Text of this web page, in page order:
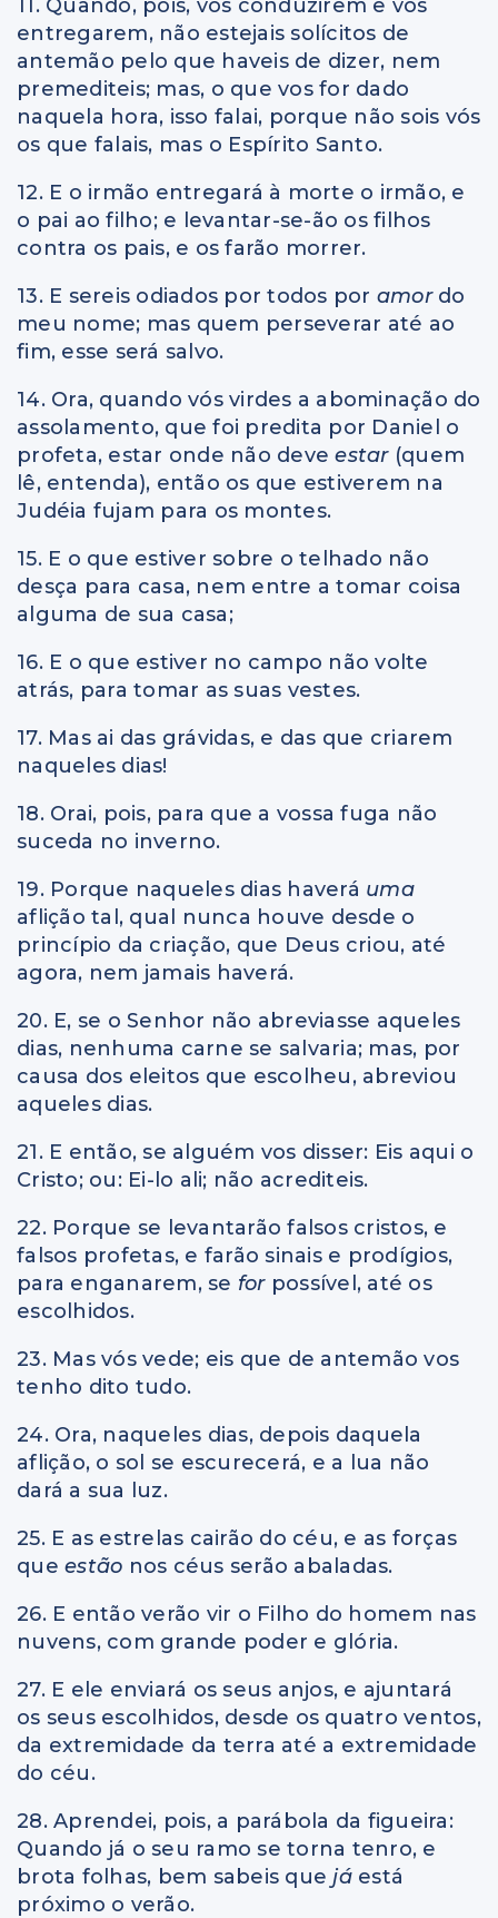
11. Quando, pois, vos conduzirem e vos
entregarem, não estejais solícitos de
antemão pelo que haveis de dizer, nem
premediteis; mas, o que vos for dado
naquela hora, isso falai, porque não sois vós
os que falais, mas o Espírito Santo.
12. E o irmão entregará à morte o irmão, e
o pai ao filho; e levantar-se-ão os filhos
contra os pais, e os farão morrer.
13. E sereis odiados por todos por amor do
meu nome; mas quem perseverar até ao
fim, esse será salvo.
14. Ora, quando vós virdes a abominação do
assolamento, que foi predita por Daniel o
profeta, estar onde não deveestar (quem
lê, entenda), então os que estiverem na
Judéia fujam para os montes.
15. E o que estiver sobre o telhado não
desça para casa, nem entre a tomar coisa
alguma de sua casa;
16. E o que estiver no campo não volte
atrás, para tomar as suas vestes.
17. Mas ai das grávidas, e das que criarem
naqueles dias!
18. Orai, pois, para que a vossa fuga não
suceda no inverno.
19. Porque naqueles dias haverá uma
aflição tal, qual nunca houve desde o
princípio da criação, que Deus criou, até
agora, nem jamais haverá.
20. E, se o Senhor não abreviasse aqueles
dias, nenhuma carne se salvaria; mas, por
causa dos eleitos que escolheu, abreviou
aqueles dias.
21. E então, se alguém vos disser: Eis aqui o
Cristo; ou: Ei-lo ali; não acrediteis.
22. Porque se levantarão falsos cristos, e
falsos profetas, e farão sinais e prodígios,
para enganarem, se for possível, até os
escolhidos.
23. Mas vós vede; eis que de antemão vos
tenho dito tudo.
24. Ora, naqueles dias, depois daquela
aflição, o sol se escurecerá, e a lua não
dará a sua luz.
25. E as estrelas cairão do céu, e as forças
que estão nos céus serão abaladas.
26. E então verão vir o Filho do homem nas
nuvens, com grande poder e glória.
27. E ele enviará os seus anjos, e ajuntará
os seus escolhidos, desde os quatro ventos,
da extremidade da terra até a extremidade
do céu.
28. Aprendei, pois, a parábola da figueira:
Quando já o seu ramo se torna tenro, e
brota folhas, bem sabeis quejá está
próximo o verão.